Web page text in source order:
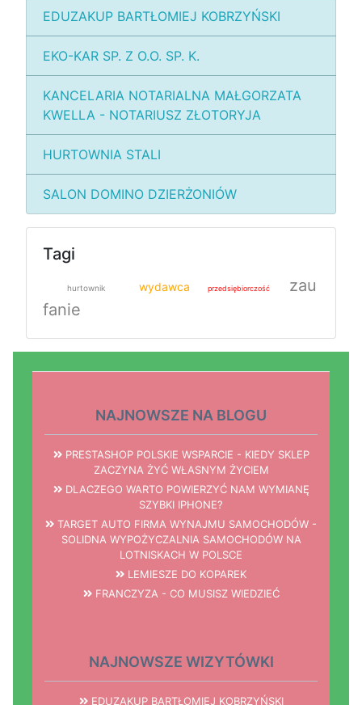
EDUZAKUP BARTŁOMIEJ KOBRZYŃSKI
EKO-KAR SP. Z O.O. SP. K.
KANCELARIA NOTARIALNA MAŁGORZATA
KWELLA - NOTARIUSZ ZŁOTORYJA
HURTOWNIA STALI
SALON DOMINO DZIERŻONIÓW
Tagi
hurtownik wydawca przedsiębiorczość
zau
fanie
NAJNOWSZE NA BLOGU
PRESTASHOP POLSKIE WSPARCIE - KIEDY SKLEP
ZACZYNA ŻYĆ WŁASNYM ŻYCIEM
DLACZEGO WARTO POWIERZYĆ NAM WYMIANĘ
SZYBKI IPHONE?
TARGET AUTO FIRMA WYNAJMU SAMOCHODÓW -
SOLIDNA WYPOŻYCZALNIA SAMOCHODÓW NA
LOTNISKACH W POLSCE
LEMIESZE DO KOPAREK
FRANCZYZA - CO MUSISZ WIEDZIEĆ
NAJNOWSZE WIZYTÓWKI
EDUZAKUP BARTŁOMIEJ KOBRZYŃSKI